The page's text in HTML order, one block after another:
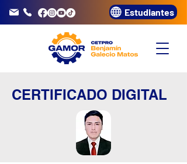
3320072 Estudiantes
CERTIFICADO DIGITAL